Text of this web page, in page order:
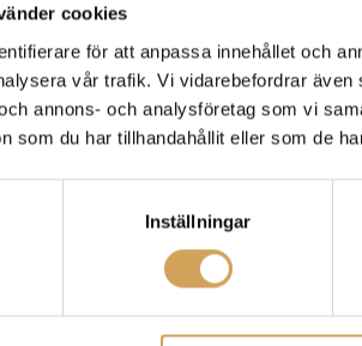
cookies
för att anpassa innehållet och
vår trafik. Vi vidarebefordrar
annons- och analysföretag som vi
som du har tillhandahållit eller som de
Inställningar